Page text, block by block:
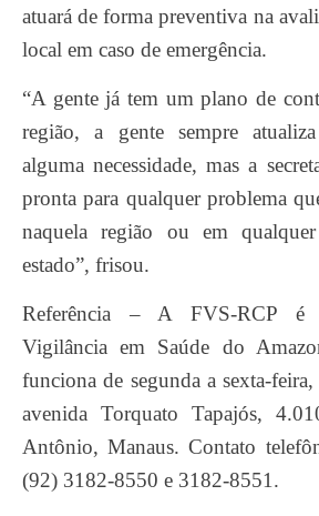
atuará de forma preventiva na
local em caso de emergência.
“A gente já tem um plano de contingência para essa
região, a gente sempre
alguma necessidade, mas a
pronta para qualquer problema
naquela região ou em
estado”, frisou.
Referência – A FVS-RCP é responsável pela
Vigilância em Saúde do
funciona de segunda a sexta-
avenida Torquato Tapajós,
Antônio, Manaus. Contato
(92) 3182-8550 e 3182-8551.